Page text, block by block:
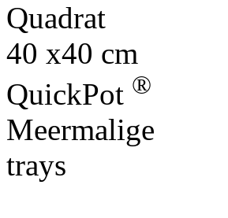
Quadrat
40 x40 cm
QuickPot ®
Meermalige
trays